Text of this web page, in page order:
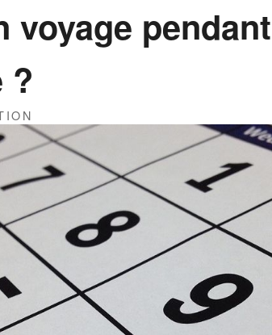
voyage
?